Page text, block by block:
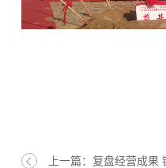
上一篇：复盘经营成